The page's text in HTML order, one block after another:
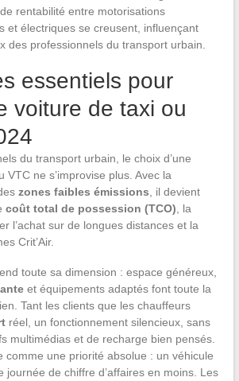
rentabilité entre motorisations
et électriques se creusent, influençant
des professionnels du transport urbain.
essentiels pour
voiture de taxi ou
du transport urbain, le choix d’une
VTC ne s’improvise plus. Avec la
zones faibles émissions , il devient
coût total de possession (TCO) , la
l’achat sur de longues distances et la
Crit’Air.
toute sa dimension : espace généreux,
et équipements adaptés font toute la
Tant les clients que les chauffeurs
réel, un fonctionnement silencieux, sans
multimédias et de recharge bien pensés.
comme une priorité absolue : un véhicule
journée de chiffre d’affaires en moins. Les